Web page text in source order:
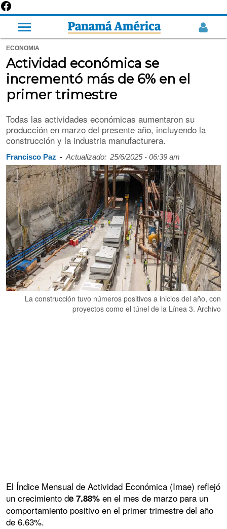
ECONOMIA
Actividad económica se
incrementó más de 6% en el
primer trimestre
Todas las actividades económicas aumentaron su
producción en marzo del presente año, incluyendo la
construcción y la industria manufacturera.
Francisco Paz - Actualizado: 25/6/2025 - 06:39 am
La construcción tuvo números positivos a inicios del año, con
proyectos como el túnel de la Línea 3. Archivo
El Índice Mensual de Actividad Económica (Imae) reflejó
un crecimiento de 7.88% en el mes de marzo para un
comportamiento positivo en el primer trimestre del año
de 6.63%.